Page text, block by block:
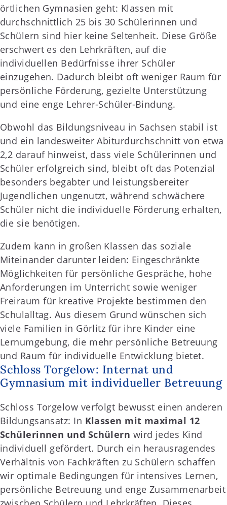
örtlichen Gymnasien geht: Klassen mit
durchschnittlich 25 bis 30 Schülerinnen und
Schülern sind hier keine Seltenheit. Diese Größe
erschwert es den Lehrkräften, auf die
individuellen Bedürfnisse ihrer Schüler
einzugehen. Dadurch bleibt oft weniger Raum für
persönliche Förderung, gezielte Unterstützung
und eine enge Lehrer-Schüler-Bindung.
Obwohl das Bildungsniveau in Sachsen stabil ist
und ein landesweiter Abiturdurchschnitt von etwa
2,2 darauf hinweist, dass viele Schülerinnen und
Schüler erfolgreich sind, bleibt oft das Potenzial
besonders begabter und leistungsbereiter
Jugendlichen ungenutzt, während schwächere
Schüler nicht die individuelle Förderung erhalten,
die sie benötigen.
Zudem kann in großen Klassen das soziale
Miteinander darunter leiden: Eingeschränkte
Möglichkeiten für persönliche Gespräche, hohe
Anforderungen im Unterricht sowie weniger
Freiraum für kreative Projekte bestimmen den
Schulalltag. Aus diesem Grund wünschen sich
viele Familien in Görlitz für ihre Kinder eine
Lernumgebung, die mehr persönliche Betreuung
und Raum für individuelle Entwicklung bietet.
Schloss Torgelow: Internat und
Gymnasium mit individueller Betreuung
Schloss Torgelow verfolgt bewusst einen anderen
Bildungsansatz: In Klassen mit maximal 12
Schülerinnen und Schülern wird jedes Kind
individuell gefördert. Durch ein herausragendes
Verhältnis von Fachkräften zu Schülern schaffen
wir optimale Bedingungen für intensives Lernen,
persönliche Betreuung und enge Zusammenarbeit